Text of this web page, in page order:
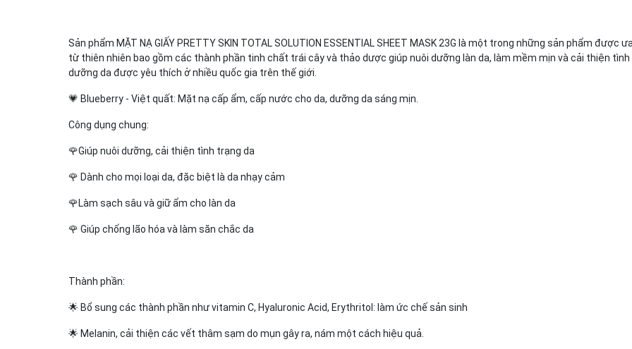
Sản phẩm MẶT NẠ GIẤY PRETTY SKIN TOTAL SOLUTION ESSENTIAL SHEET MASK 23G là một trong những sản phẩm
từ thiên nhiên bao gồm các thành phần tinh chất trái cây và thảo dược giúp nuôi dưỡng làn da, làm mềm mịn và cải thiện
dưỡng da được yêu thích ở nhiều quốc gia trên thế giới.
💗 Blueberry - Việt quất: Mặt nạ cấp ẩm, cấp nước cho da, dưỡng da sáng mịn.
Công dụng chung:
🌹Giúp nuôi dưỡng, cải thiện tình trạng da
🌹 Dành cho mọi loại da, đặc biệt là da nhạy cảm
🌹Làm sạch sâu và giữ ẩm cho làn da
🌹 Giúp chống lão hóa và làm săn chắc da
Thành phần:
🌟 Bổ sung các thành phần như vitamin C, Hyaluronic Acid, Erythritol: làm ức chế sản sinh
🌟 Melanin, cải thiện các vết thâm sạm do mụn gây ra, nám một cách hiệu quả.